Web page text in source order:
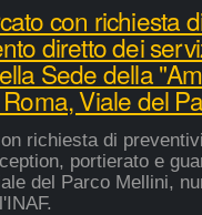
con richiesta
diretto dei
Sede della
Viale del
richiesta di
portierato e
del Parco Mellini,